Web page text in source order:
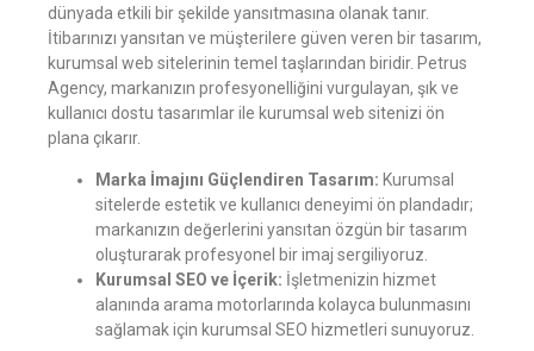
dünyada etkili bir şekilde yansıtmasına olanak tanır.
İtibarınızı yansıtan ve müşterilere güven veren bir tasarım,
kurumsal web sitelerinin temel taşlarından biridir. Petrus
Agency, markanızın profesyonelliğini vurgulayan, şık ve
kullanıcı dostu tasarımlar ile kurumsal web sitenizi ön
plana çıkarır.
Marka İmajını Güçlendiren Tasarım: Kurumsal
sitelerde estetik ve kullanıcı deneyimi ön plandadır;
markanızın değerlerini yansıtan özgün bir tasarım
oluşturarak profesyonel bir imaj sergiliyoruz.
Kurumsal SEO ve İçerik: İşletmenizin hizmet
alanında arama motorlarında kolayca bulunmasını
sağlamak için kurumsal SEO hizmetleri sunuyoruz.